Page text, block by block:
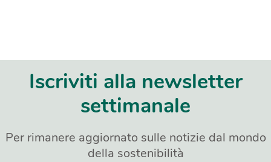
Iscriviti alla newsletter
settimanale
Per rimanere aggiornato sulle notizie dal mondo
della sostenibilità